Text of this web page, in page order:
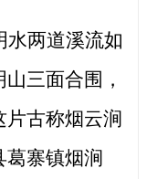
水两道溪流如
三面合围，
古称烟云涧
葛寨镇烟涧